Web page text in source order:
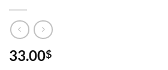
33.00$